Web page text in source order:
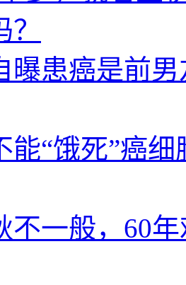
曝患癌是前
能“饿死”癌
不一般，60